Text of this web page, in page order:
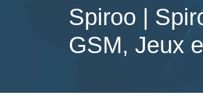
Spiroo |
GSM, Jeux